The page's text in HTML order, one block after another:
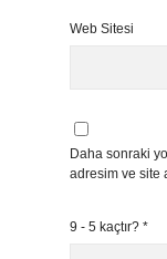
Web Sitesi
Daha sonraki
adresim ve site
9 - 5 kaçtır? *